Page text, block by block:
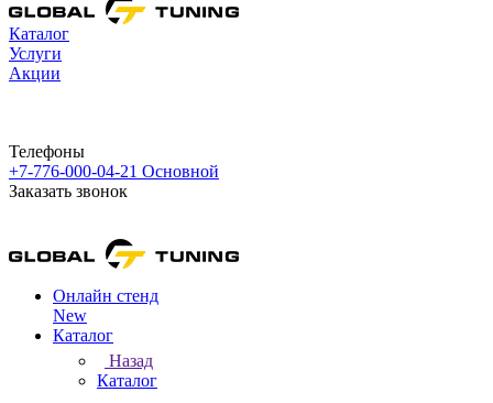
Каталог
Услуги
Акции
Телефоны
+7-776-000-04-21 Основной
Заказать звонок
Онлайн стенд
New
Каталог
Назад
Каталог